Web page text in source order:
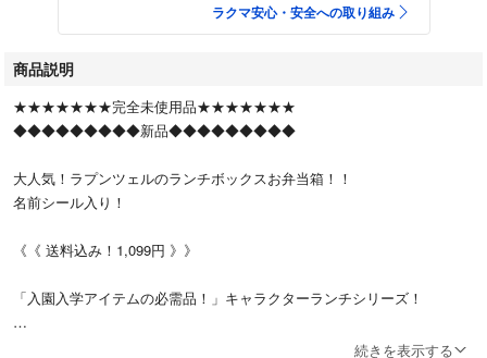
ラクマ安心・安全への取り組み
商品説明
★★★★★★★完全未使用品★★★★★★★
◆◆◆◆◆◆◆◆◆新品◆◆◆◆◆◆◆◆◆
大人気！ラプンツェルのランチボックスお弁当箱！！
名前シール入り！
《《 送料込み！1,099円 》》
「入園入学アイテムの必需品！」キャラクターランチシリーズ！
新入園・新入学や各種イベントのギフト・プレゼントに喜ばれる事間違い
続きを表示する